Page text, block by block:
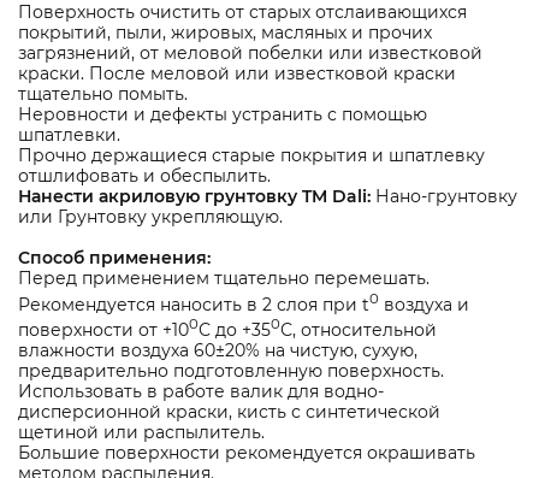
Поверхность очистить от старых отслаивающихся
покрытий, пыли, жировых, масляных и прочих
загрязнений, от меловой побелки или известковой
краски. После меловой или известковой краски
тщательно помыть.
Неровности и дефекты устранить с помощью
шпатлевки.
Прочно держащиеся старые покрытия и шпатлевку
отшлифовать и обеспылить.
Нанести акриловую грунтовку TM Dali: Нано-грунтовку
или Грунтовку укрепляющую.
Способ применения:
Перед применением тщательно перемешать.
Рекомендуется наносить в 2 слоя при t0 воздуха и
поверхности от +100С до +350С, относительной
влажности воздуха 60±20% на чистую, сухую,
предварительно подготовленную поверхность.
Использовать в работе валик для водно-
дисперсионной краски, кисть с синтетической
щетиной или распылитель.
Большие поверхности рекомендуется окрашивать
методом распыления.